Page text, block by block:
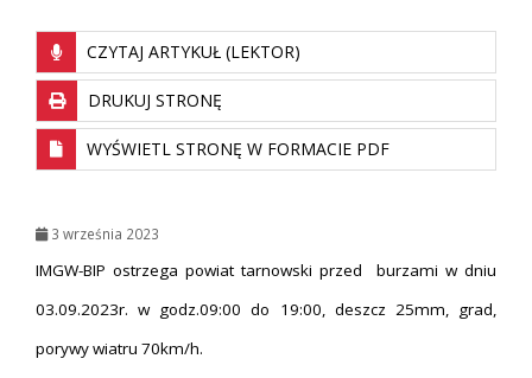
CZYTAJ ARTYKUŁ (LEKTOR)
DRUKUJ STRONĘ
WYŚWIETL STRONĘ W FORMACIE PDF
3 września 2023
IMGW-BIP ostrzega powiat tarnowski przed burzami w dniu
03.09.2023r. w godz.09:00 do 19:00, deszcz 25mm, grad,
porywy wiatru 70km/h.